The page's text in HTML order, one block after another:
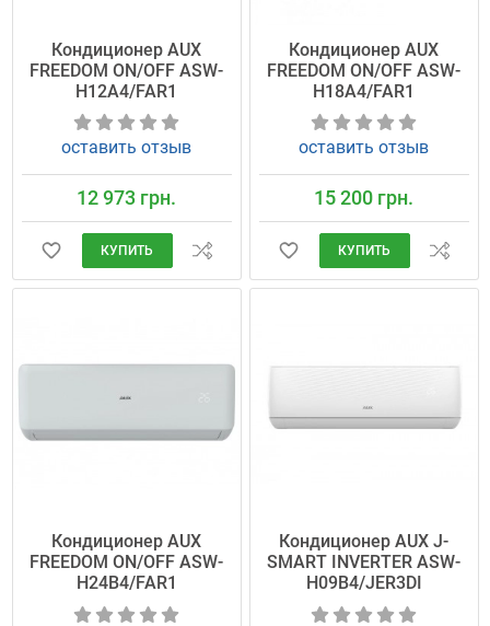
Кондиционер AUX
FREEDOM ON/OFF ASW-
H12A4/FAR1
оставить отзыв
12 973 грн.
КУПИТЬ
Кондиционер AUX
FREEDOM ON/OFF ASW-
H18A4/FAR1
оставить отзыв
15 200 грн.
КУПИТЬ
Кондиционер AUX
FREEDOM ON/OFF ASW-
H24B4/FAR1
Кондиционер AUX J-
SMART INVERTER ASW-
H09B4/JER3DI